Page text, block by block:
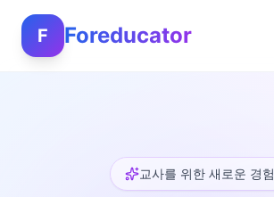
F Foreducator
교사를 위한 새로운 경험